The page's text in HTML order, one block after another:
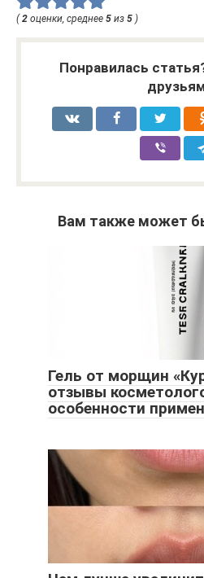
(2 оценки, среднее 5 из 5 )
Понравилась
Вам также может
Гель от морщин
отзывы
особенности